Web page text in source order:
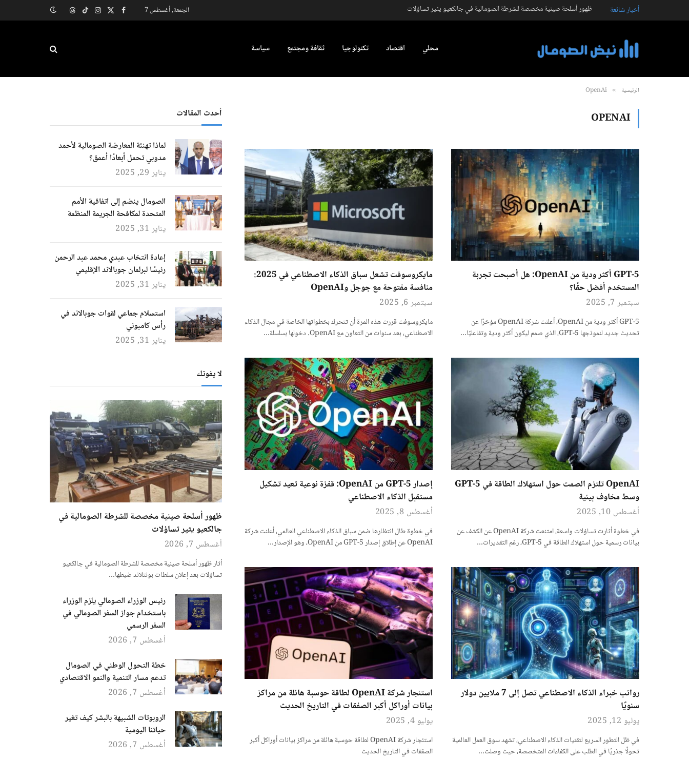
أخبار شائعة ظهور أسلحة صينية مخصصة للشرطة الصومالية في جالكعيو يثير تساؤلات الجمعة, أغسطس 7 فيسبوك
X
الانستغرام
تيكتوكThreads
محلي اقتصاد تكنولوجيا ثقافة ومجتمع سياسة
الرئيسية »
OpenAi
OPENAI
GPT-5 أكثر ودية من OpenAI: هل أصبحت تجربة
المستخدم أفضل حقًا؟
سبتمبر 7, 2025
GPT-5 أكثر ودية من OpenAI، أعلنت شركة OpenAI مؤخرًا عن
تحديث جديد لنموذجها GPT-5، الذي صمم ليكون أكثر ودية وتفاعليًا…
مايكروسوفت تشعل سباق الذكاء الاصطناعي في 2025:
منافسة مفتوحة مع جوجل وOpenAI
سبتمبر 6, 2025
مايكروسوفت قررت هذه المرة أن تتحرك بخطواتها الخاصة في مجال الذكاء
الاصطناعي، بعد سنوات من التعاون مع OpenAI. دخولها بسلسلة…
OpenAI تلتزم الصمت حول استهلاك الطاقة في GPT-5
وسط مخاوف بيئية
أغسطس 10, 2025
في خطوة أثارت تساؤلات واسعة، امتنعت شركة OpenAI عن الكشف عن
بيانات رسمية حول استهلاك الطاقة في GPT-5، رغم التقديرات…
إصدار GPT-5 من OpenAI: قفزة نوعية تعيد تشكيل
مستقبل الذكاء الاصطناعي
أغسطس 8, 2025
في خطوة طال انتظارها ضمن سباق الذكاء الاصطناعي العالمي، أعلنت شركة
OpenAI عن إطلاق إصدار GPT-5 من OpenAI، وهو الإصدار…
رواتب خبراء الذكاء الاصطناعي تصل إلى 7 ملايين دولار
سنويًا
يوليو 12, 2025
في ظل التطور السريع لتقنيات الذكاء الاصطناعي، تشهد سوق العمل العالمية
تحولًا جذريًا في الطلب على الكفاءات المتخصصة، حيث وصلت…
استئجار شركة OpenAI لطاقة حوسبة هائلة من مراكز
بيانات أوراكل أكبر الصفقات في التاريخ الحديث
يوليو 4, 2025
استئجار شركة OpenAI لطاقة حوسبة هائلة من مراكز بيانات أوراكل أكبر
الصفقات في التاريخ الحديث
أحدث المقالات
لماذا تهنئة المعارضة الصومالية لأحمد
مدوبي تحمل أبعادًا أعمق؟
يناير 29, 2025
الصومال ينضم إلى اتفاقية الأمم
المتحدة لمكافحة الجريمة المنظمة
يناير 31, 2025
إعادة انتخاب عبدي محمد عبد الرحمن
رئيسًا لبرلمان جوبالاند الإقليمي
يناير 31, 2025
استسلام جماعي لقوات جوبالاند في
رأس كامبوني
يناير 31, 2025
لا يفوتك
ظهور أسلحة صينية مخصصة للشرطة الصومالية في
جالكعيو يثير تساؤلات
أغسطس 7, 2026
أثار ظهور أسلحة صينية مخصصة للشرطة الصومالية في جالكعيو
تساؤلات بعد إعلان سلطات بونتلاند ضبطها…
رئيس الوزراء الصومالي يلزم الوزراء
باستخدام جواز السفر الصومالي في
السفر الرسمي
أغسطس 7, 2026
خطة التحول الوطني في الصومال
تدعم مسار التنمية والنمو الاقتصادي
أغسطس 7, 2026
الروبوتات الشبيهة بالبشر كيف تغير
حياتنا اليومية
أغسطس 7, 2026